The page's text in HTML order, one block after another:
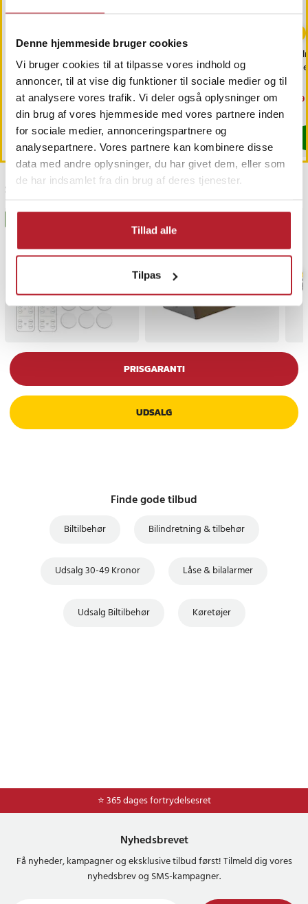
Denne hjemmeside bruger cookies
Vi bruger cookies til at tilpasse vores indhold og
annoncer, til at vise dig funktioner til sociale medier og til
at analysere vores trafik. Vi deler også oplysninger om
din brug af vores hjemmeside med vores partnere inden
for sociale medier, annonceringspartnere og
analysepartnere. Vores partnere kan kombinere disse
data med andre oplysninger, du har givet dem, eller som
de har indsamlet fra din brug af deres tjenester.
Tillad alle
Tilpas
knapper til Renault
Pris :49 kr.
49 kr.
Findes på lager, Leveres i løbet af 1-2 hverdage
Køb
knapper til Renault
Pris:89 kr.
89 kr.
Findes på lager, Leveres i løbet af 1-2
Køb
Sidst besøgt
PRISGARANTI
UDSALG
Finde gode tilbud
Biltilbehør Bilindretning & tilbehør
Udsalg 30-49 Kronor Låse & bilalarmer
Udsalg Biltilbehør Køretøjer
⭐ 365 dages fortrydelsesret
⭐ Nem og sikker betaling med mobilepay og dankort
Nyhedsbrevet
Få nyheder, kampagner og eksklusive tilbud først! Tilmeld dig vores
nyhedsbrev og SMS-kampagner.